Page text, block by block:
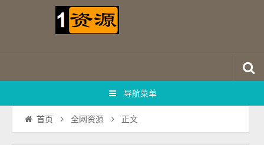
导航菜单
首页 全网资源 正文